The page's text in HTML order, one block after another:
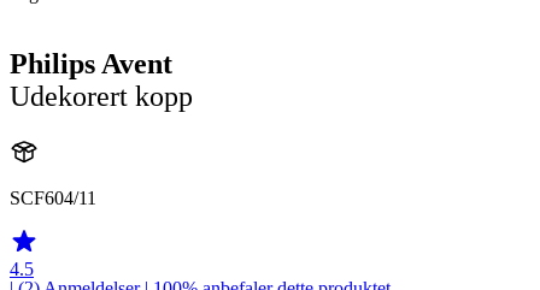
Philips Avent
Udekorert kopp
SCF604/11
4.5